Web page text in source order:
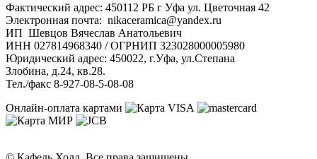
Фактический адрес: 450112 РБ г Уфа ул. Цветочная 42
Электронная почта: nikaceramica@yandex.ru
ИП Шевцов Вячеслав Анатольевич
ИНН 027814968340 / ОГРНИП 323028000005980
Юридический адрес: 450022, г.Уфа, ул.Степана
Злобина, д.24, кв.28.
Тел./факс 8-927-08-5-08-08
Онлайн-оплата картами